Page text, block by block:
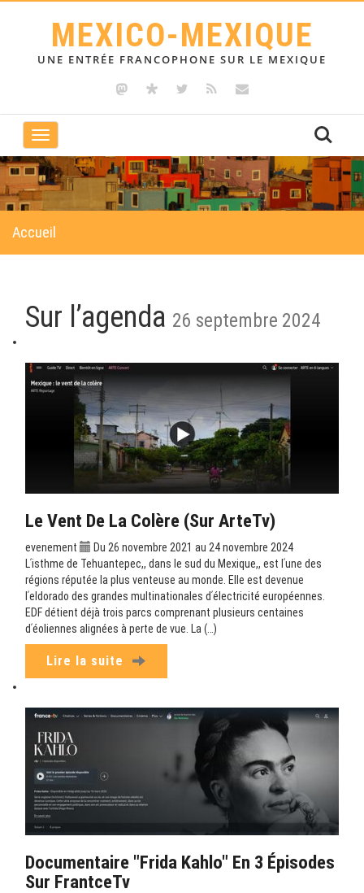
MEXICO-MEXIQUE
UNE ENTRÉE FRANCOPHONE SUR LE MEXIQUE
Toggle
navigation
Accueil
Sur l’agenda 26 septembre 2024
Le Vent De La Colère (sur ArteTv)
evenement
Du 26 novembre 2021 au 24 novembre 2024
Lʹisthme de Tehuantepec,, dans le sud du Mexique,, est lʹune des
régions réputée la plus venteuse au monde. Elle est devenue
lʹeldorado des grandes multinationales dʹélectricité européennes.
EDF détient déjà trois parcs comprenant plusieurs centaines
dʹéoliennes alignées à perte de vue. La (…)
Lire la suite
Documentaire "Frida Kahlo" En 3 Épisodes
Sur FrantceTv